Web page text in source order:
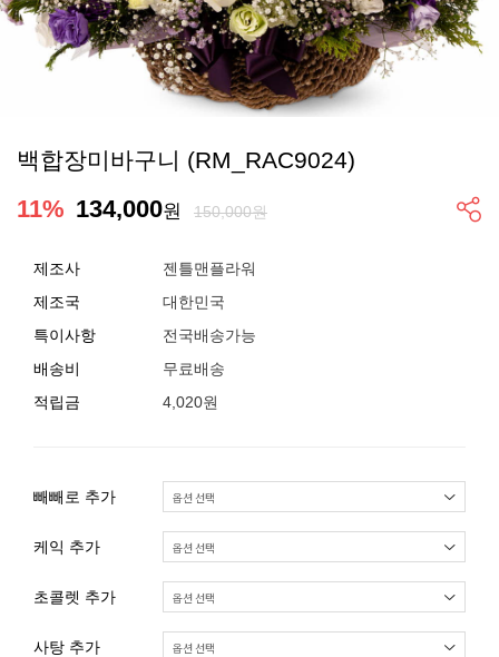
백합장미바구니 (RM_RAC9024)
11% 134,000원 150,000원
제조사
젠틀맨플라워
제조국
대한민국
특이사항
전국배송가능
배송비
무료배송
적립금
4,020원
빼빼로 추가
케익 추가
초콜렛 추가
사탕 추가